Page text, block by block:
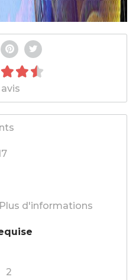
Plus d'informations
2